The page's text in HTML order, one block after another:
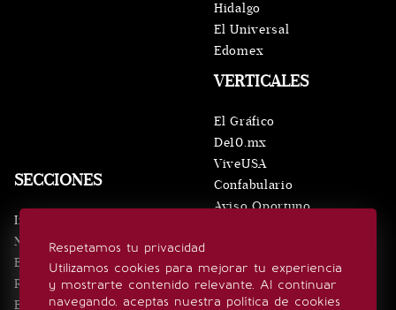
Respetamos tu privacidad
Utilizamos cookies para mejorar tu experiencia
y mostrarte contenido relevante. Al continuar
navegando, aceptas nuestra política de cookies
SECCIONES
Inicio
Noticias
Eventos
Realeza
Estilo de vida
VERTICALES
El Gráfico
De10.mx
ViveUSA
Confabulario
Aviso Oportuno
Hidalgo
El Universal
Edomex
SÍGUENOS